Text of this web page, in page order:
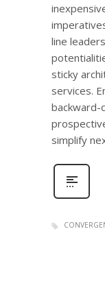
line
sticky
services.
backward-
simplify